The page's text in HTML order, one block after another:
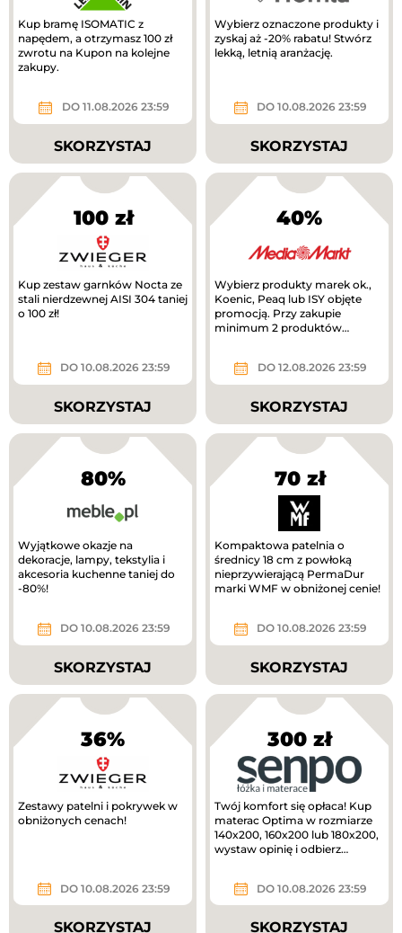
Kup bramę ISOMATIC z
napędem, a otrzymasz 100 zł
zwrotu na Kupon na kolejne
zakupy.
DO 11.08.2026 23:59
SKORZYSTAJ
Wybierz oznaczone produkty i
zyskaj aż -20% rabatu! Stwórz
lekką, letnią aranżację.
DO 10.08.2026 23:59
SKORZYSTAJ
100 zł
Kup zestaw garnków Nocta ze
stali nierdzewnej AISI 304 taniej
o 100 zł!
DO 10.08.2026 23:59
SKORZYSTAJ
40%
Wybierz produkty marek ok.,
Koenic, Peaq lub ISY objęte
promocją. Przy zakupie
minimum 2 produktów
DO 12.08.2026 23:59
SKORZYSTAJ
80%
Wyjątkowe okazje na
dekoracje, lampy, tekstylia i
akcesoria kuchenne taniej do
-80%!
DO 10.08.2026 23:59
SKORZYSTAJ
70 zł
Kompaktowa patelnia o
średnicy 18 cm z powłoką
nieprzywierającą PermaDur
marki WMF w obniżonej cenie!
DO 10.08.2026 23:59
SKORZYSTAJ
36%
Zestawy patelni i pokrywek w
obniżonych cenach!
DO 10.08.2026 23:59
SKORZYSTAJ
300 zł
Twój komfort się opłaca! Kup
materac Optima w rozmiarze
140x200, 160x200 lub 180x200,
wystaw opinię i odbierz
DO 10.08.2026 23:59
SKORZYSTAJ